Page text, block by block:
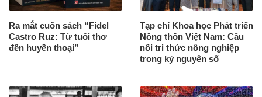
Ra mắt cuốn sách “Fidel
Castro Ruz: Từ tuổi thơ
đến huyền thoại”
Tạp chí Khoa học Phát triển
Nông thôn Việt Nam: Cầu
nối tri thức nông nghiệp
trong kỷ nguyên số